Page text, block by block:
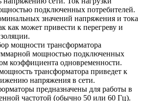
подключенных потребителей.
значений напряжения и тока
как может привести к перегреву и
мощности трансформатора
мощностью подключенных
коэффициента одновременности.
трансформатора приведет к
напряжения в сети.
предназначены для работы в
частотой (обычно 50 или 60 Гц).